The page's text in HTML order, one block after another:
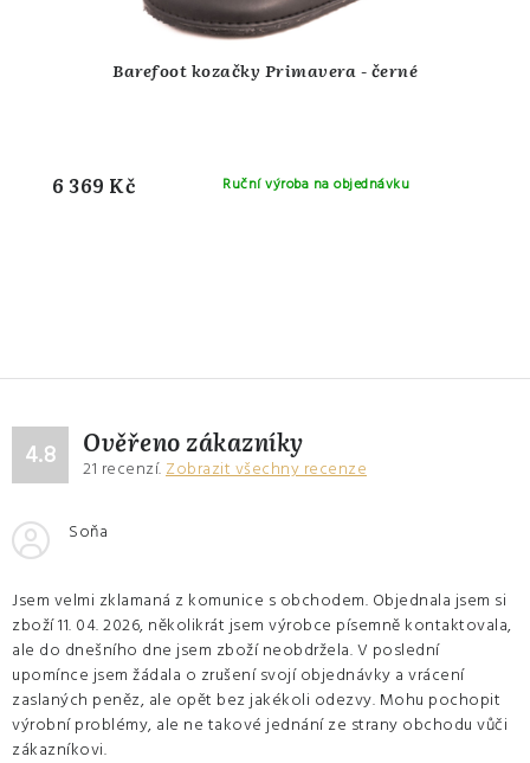
Barefoot kozačky Primavera - černé
Ruční výroba na objednávku
6 369 Kč
4.8 Ověřeno zákazníky
21 recenzí. Zobrazit všechny recenze
Soňa
Jsem velmi zklamaná z komunice s obchodem. Objednala jsem si
zboží 11. 04. 2026, několikrát jsem výrobce písemně kontaktovala,
ale do dnešního dne jsem zboží neobdržela. V poslední
upomínce jsem žádala o zrušení svojí objednávky a vrácení
zaslaných peněz, ale opět bez jakékoli odezvy. Mohu pochopit
výrobní problémy, ale ne takové jednání ze strany obchodu vůči
zákazníkovi.